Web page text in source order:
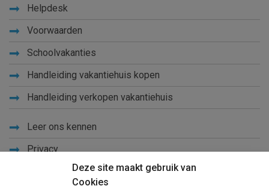
Deze site maakt gebruik van
Cookies
Helpdesk
Voorwaarden
Schoolvakanties
Handleiding vakantiehuis kopen
Handleiding verkopen vakantiehuis
Leer ons kennen
Privacy